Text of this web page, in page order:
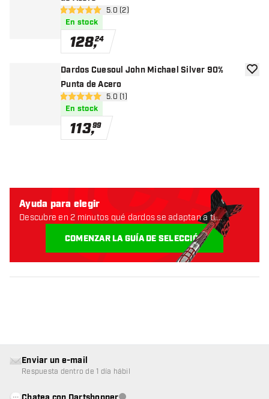
abrir panel de reseñas
5 estrellas de puntuación
5.0 (2)
En stock
128,24
Dardos Cuesoul John Michael Silver 90%
Punta de Acero
abrir panel de reseñas
5 estrellas de puntuación
5.0 (1)
En stock
113,99
Ayuda para elegir
Descubre en 2 minutos qué dardos se adaptan a ti.
COMENZAR LA GUÍA DE SELECCIÓN
Enviar un e-mail
Respuesta dentro de 1 día hábil